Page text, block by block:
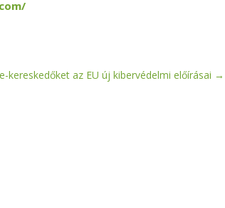
kereskedőket az EU új kibervédelmi előírásai →